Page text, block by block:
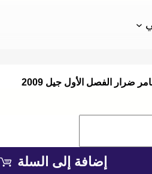
ضرار الفصل الأول جيل 2009
إضافة إلى السلة
المنتجات
في
التسوق